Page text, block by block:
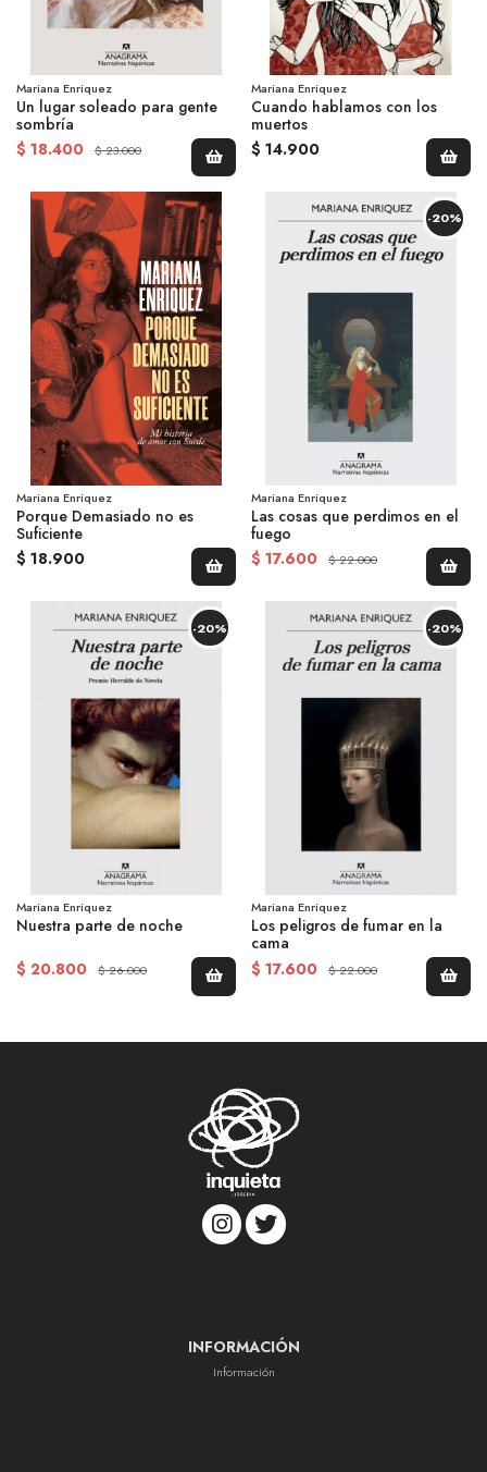
Mariana Enriquez
Un lugar soleado para gente
sombría
$ 18.400
$ 23.000
Mariana Enriquez
Cuando hablamos con los
muertos
$ 14.900
Mariana Enriquez
Porque Demasiado no es
Suficiente
$ 18.900
-20%
Mariana Enriquez
Las cosas que perdimos en el
fuego
$ 17.600
$ 22.000
-20%
Mariana Enriquez
Nuestra parte de noche
$ 20.800
$ 26.000
-20%
Mariana Enriquez
Los peligros de fumar en la
cama
$ 17.600
$ 22.000
INFORMACIÓN
Información